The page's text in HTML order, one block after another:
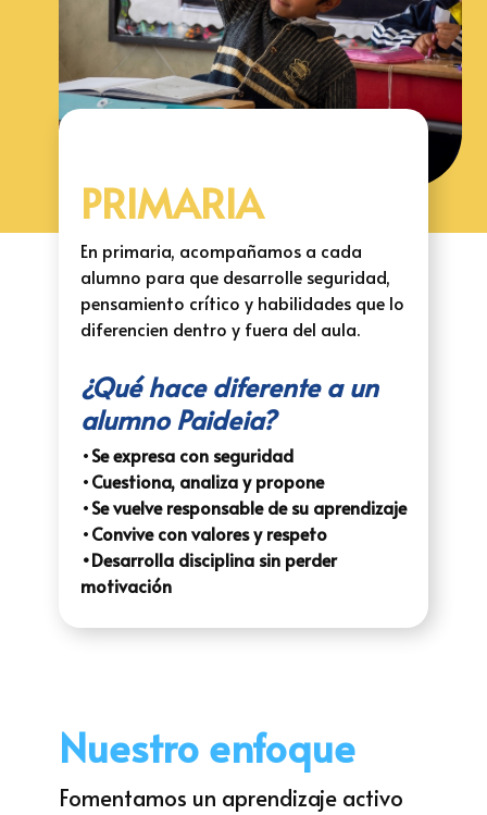
PRIMARIA
En primaria, acompañamos a cada
alumno para que desarrolle seguridad,
pensamiento crítico y habilidades que lo
diferencien dentro y fuera del aula.
¿Qué hace diferente a un
alumno Paideia?
•Se expresa con seguridad
•Cuestiona, analiza y propone
•Se vuelve responsable de su aprendizaje
•Convive con valores y respeto
•Desarrolla disciplina sin perder
motivación
Nuestro enfoque
Fomentamos un aprendizaje activo